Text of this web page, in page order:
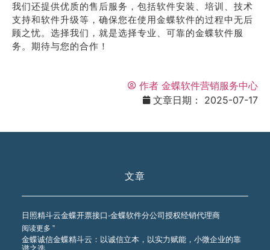
我们还提供优质的售后服务，包括软件安装、培训、技术
支持和软件升级等，确保您在使用金蝶软件的过程中无后
顾之忧。选择我们，就是选择专业、可靠的金蝶软件服
务。期待与您的合作！
作者 金蝶软件营销服务中心
文章日期：
2025-07-17
文章
日照精斗云金蝶开票接口-金蝶软件分公司授权经销代理商
阅读更多 ”
金蝶诚信金蝶精斗云：以诚信立本，以实力赋能，小微企业的靠